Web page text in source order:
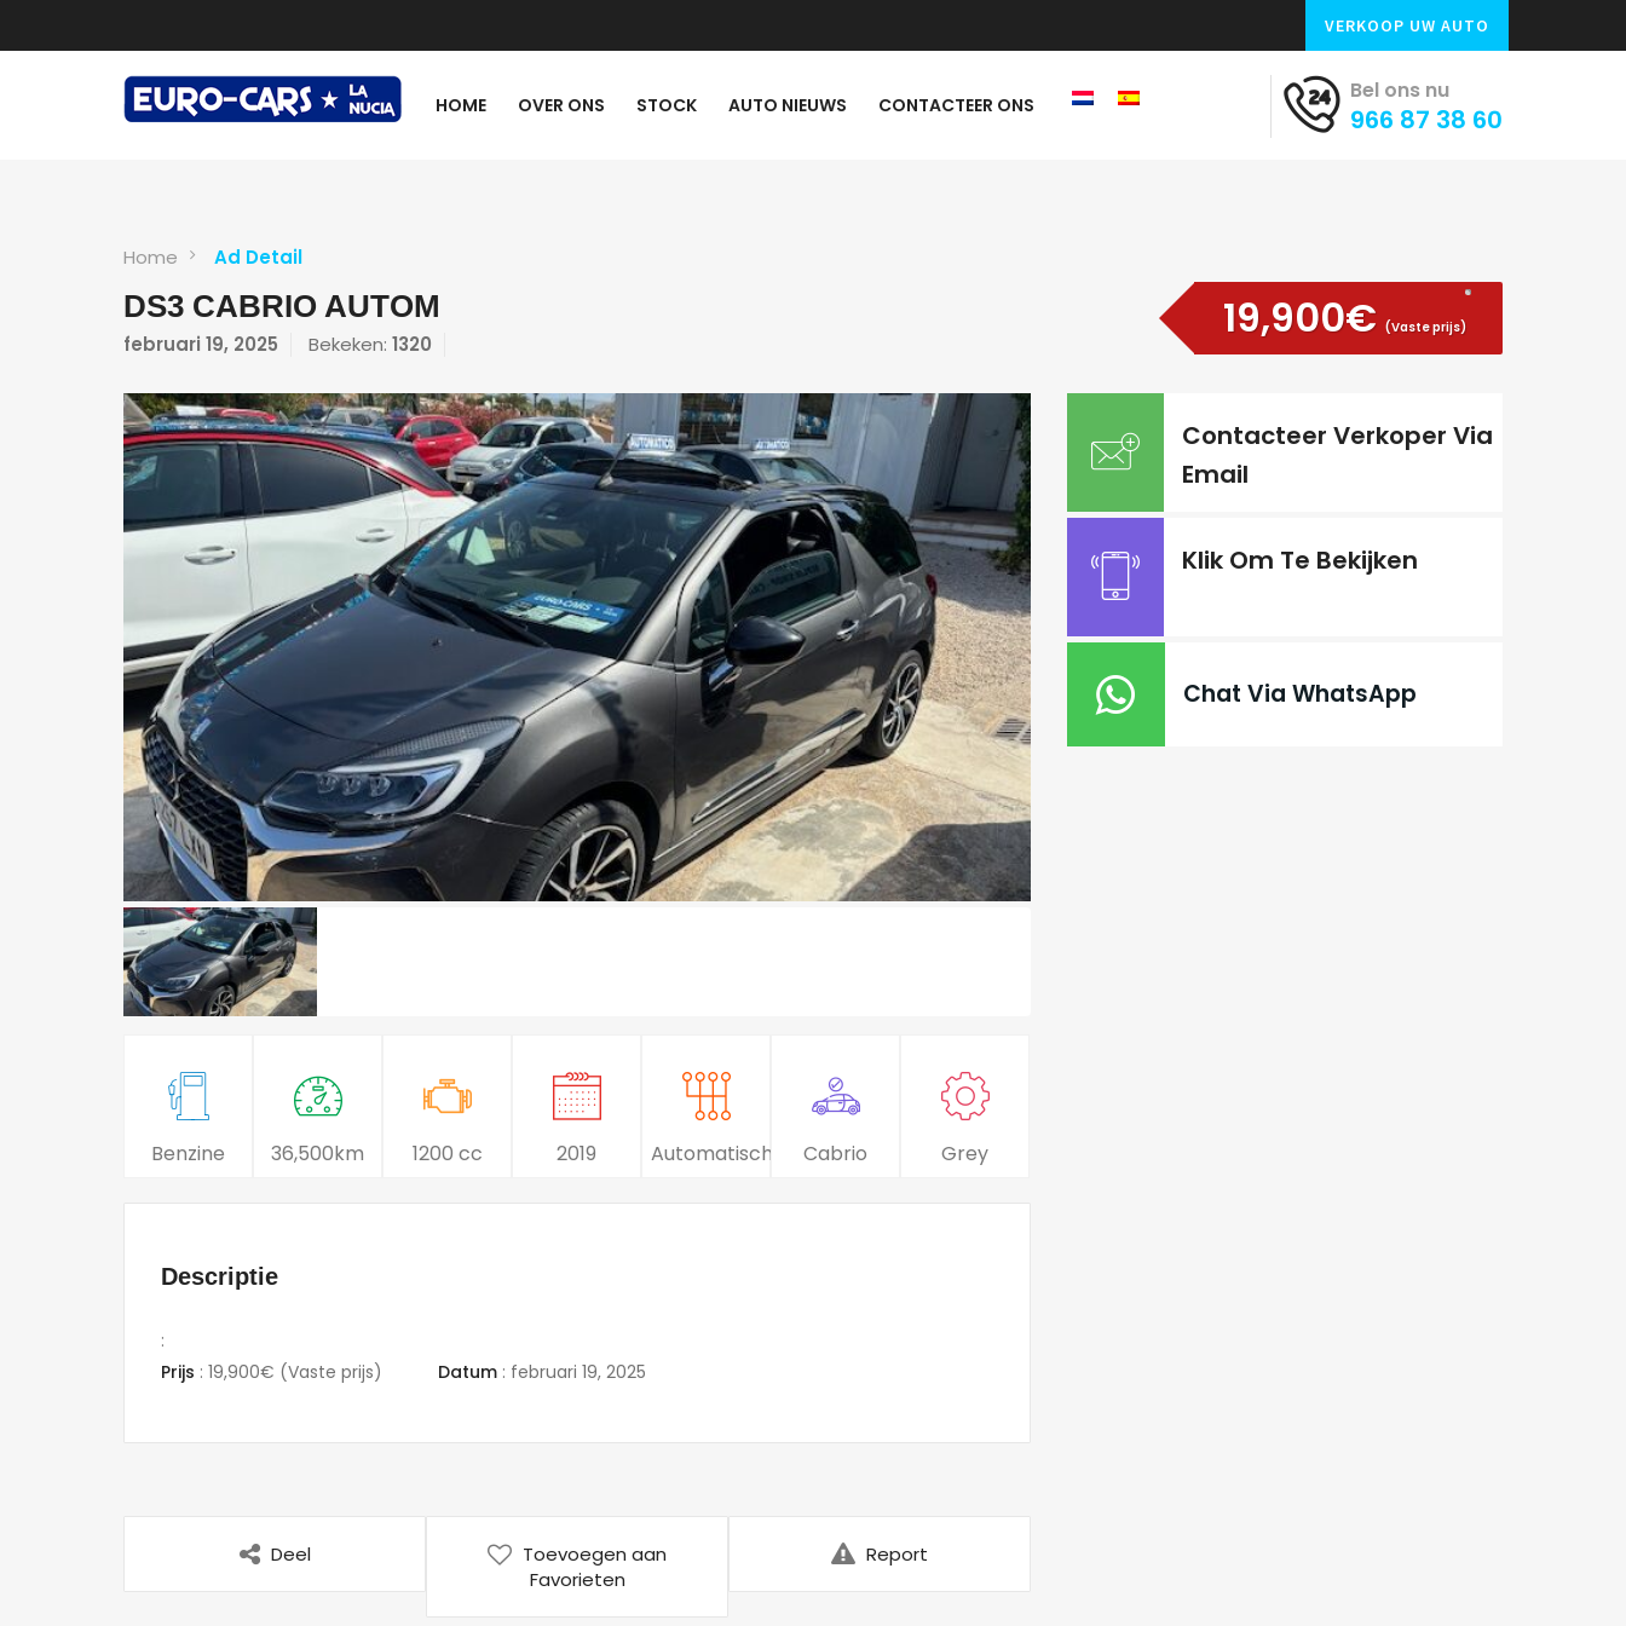
VERKOOP UW AUTO
HOME OVER ONS STOCK AUTO NIEUWS CONTACTEER ONS
Bel ons nu
966 87 38 60
Home Ad Detail
DS3 CABRIO AUTOM
februari 19, 2025 Bekeken: 1320 19,900€ (Vaste prijs)
Benzine 36,500km 1200 cc 2019 Automatisch Cabrio Grey
Descriptie
:
Prijs : 19,900€ (Vaste prijs) Datum : februari 19, 2025
Deel
Toevoegen aan
Favorieten
Report
Contacteer Verkoper Via
Email
Klik Om Te Bekijken
Chat Via WhatsApp